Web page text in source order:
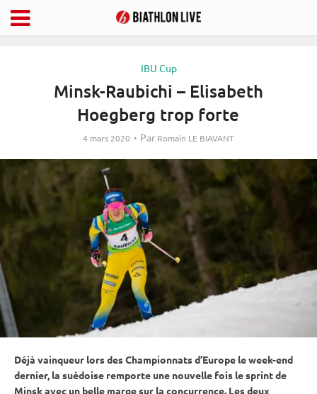
IBU Cup
Minsk-Raubichi – Elisabeth
Hoegberg trop forte
4 mars 2020 Par Romain LE BIAVANT
Déjà vainqueur lors des Championnats d’Europe le week-end
dernier, la suédoise remporte une nouvelle fois lesprintde
Minsk avec un belle marge sur la concurrence. Les deux